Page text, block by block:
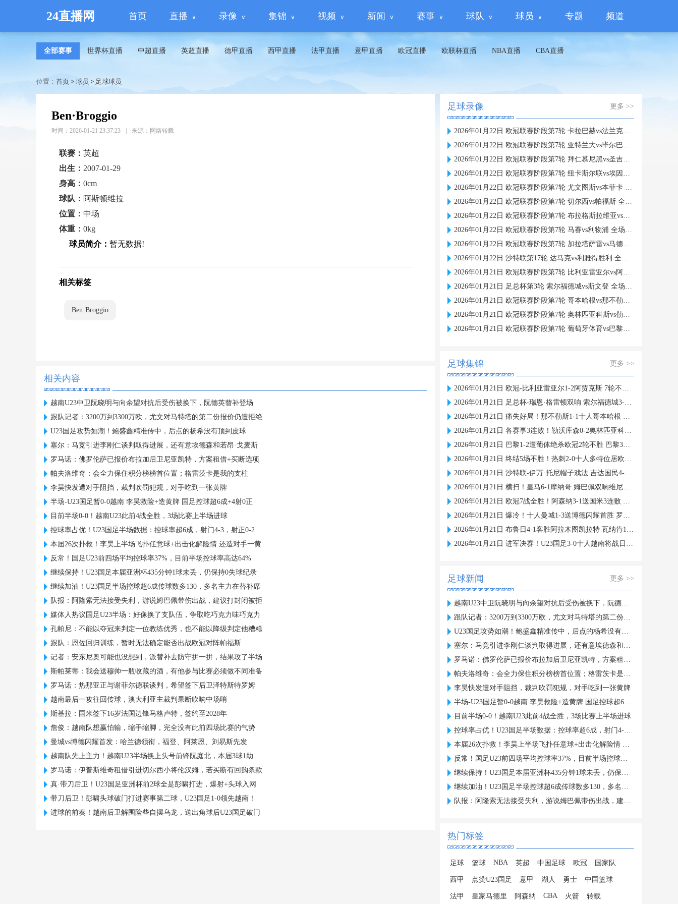
24直播网 首页 直播 录像 集锦 视频 新闻 赛事 球队 球员 专题 频道
全部赛事 世界杯直播 中超直播 英超直播 德甲直播 西甲直播 法甲直播 意甲直播 欧冠直播 欧联杯直播 NBA直播 CBA直播
位置： 首页 > 球员 > 足球球员
Ben·Broggio
时间：2026-01-21 23:37:23 来源：网络转载
联赛： 英超
出生： 2007-01-29
身高： 0cm
球队： 阿斯顿维拉
位置： 中场
体重： 0kg
球员简介： 暂无数据!
相关标签
Ben·Broggio
相关内容
越南U23中卫阮晓明与向余望对抗后受伤被换下，阮德英替补登场
跟队记者：3200万到3300万欧，尤文对马特塔的第二份报价仍遭拒绝
U23国足攻势如潮！鲍盛鑫精准传中，后点的杨希没有顶到皮球
塞尔：马竞引进李刚仁谈判取得进展，还有意埃德森和若昂·戈麦斯
罗马诺：佛罗伦萨已报价布拉加后卫尼亚凯特，方案租借+买断选项
帕夫洛维奇：会全力保住积分榜榜首位置；格雷茨卡是我的支柱
李昊快发遭对手阻挡，裁判吹罚犯规，对手吃到一张黄牌
半场-U23国足暂0-0越南 李昊救险+造黄牌 国足控球超6成+4射0正
目前半场0-0！越南U23此前4战全胜，3场比赛上半场进球
控球率占优！U23国足半场数据：控球率超6成，射门4-3，射正0-2
本届26次扑救！李昊上半场飞扑任意球+出击化解险情 还造对手一黄
反常！国足U23前四场平均控球率37%，目前半场控球率高达64%
继续保持！U23国足本届亚洲杯435分钟1球未丢，仍保持0失球纪录
继续加油！U23国足半场控球超6成传球数多130，多名主力在替补席
队报：阿隆索无法接受失利，游说姆巴佩带伤出战，建议打封闭被拒
媒体人热议国足U23半场：好像换了支队伍，争取吃巧克力味巧克力
孔帕尼：不能以夺冠来判定一位教练优秀，也不能以降级判定他糟糕
跟队：恩佐回归训练，暂时无法确定能否出战欧冠对阵帕福斯
记者：安东尼奥可能也没想到，派替补去防守拼一拼，结果攻了半场
斯帕莱蒂：我会送穆帅一瓶收藏的酒，有他参与比赛必须做不同准备
罗马诺：热那亚正与谢菲尔德联谈判，希望签下后卫泽特斯特罗姆
越南最后一攻往回传球，澳大利亚主裁判果断吹响中场哨
斯基拉：国米签下16岁法国边锋马格卢特，签约至2028年
詹俊：越南队想赢怕输，缩手缩脚，完全没有此前四场比赛的气势
曼城vs博德闪耀首发：哈兰德领衔，福登、阿莱恩、刘易斯先发
越南队先上主力！越南U23半场换上头号前锋阮庭北，本届3球1助
罗马诺：伊普斯维奇租借引进切尔西小将伦汉姆，若买断有回购条款
真·带刀后卫！U23国足亚洲杯前2球全是彭啸打进，爆射+头球入网
带刀后卫！彭啸头球破门打进赛事第二球，U23国足1-0领先越南！
进球的前奏！越南后卫解围险些自摆乌龙，送出角球后U23国足破门
足球录像 更多 >>
2026年01月22日 欧冠联赛阶段第7轮 卡拉巴赫vs法兰克福 全场录像
2026年01月22日 欧冠联赛阶段第7轮 亚特兰大vs毕尔巴鄂竞技 全场录像
2026年01月22日 欧冠联赛阶段第7轮 拜仁慕尼黑vs圣吉罗斯 全场录像
2026年01月22日 欧冠联赛阶段第7轮 纽卡斯尔联vs埃因霍温 全场录像
2026年01月22日 欧冠联赛阶段第7轮 尤文图斯vs本菲卡 全场录像
2026年01月22日 欧冠联赛阶段第7轮 切尔西vs帕福斯 全场录像
2026年01月22日 欧冠联赛阶段第7轮 布拉格斯拉维亚vs巴塞罗那 全场录像
2026年01月22日 欧冠联赛阶段第7轮 马赛vs利物浦 全场录像
2026年01月22日 欧冠联赛阶段第7轮 加拉塔萨雷vs马德里竞技 全场录像
2026年01月22日 沙特联第17轮 达马克vs利雅得胜利 全场录像
2026年01月21日 欧冠联赛阶段第7轮 比利亚雷亚尔vs阿贾克斯 全场录像
2026年01月21日 足总杯第3轮 索尔福德城vs斯文登 全场录像
2026年01月21日 欧冠联赛阶段第7轮 哥本哈根vs那不勒斯 全场录像
2026年01月21日 欧冠联赛阶段第7轮 奥林匹亚科斯vs勒沃库森 全场录像
2026年01月21日 欧冠联赛阶段第7轮 葡萄牙体育vs巴黎圣日耳曼 全场录像
足球集锦 更多 >>
2026年01月21日 欧冠-比利亚雷亚尔1-2阿贾克斯 7轮不胜仅积1分列倒数第二
2026年01月21日 足总杯-瑞恩·格雷顿双响 索尔福德城3-2斯文登晋级将战曼城
2026年01月21日 痛失好局！那不勒斯1-1十人哥本哈根 麦克托米奈破门德莱尼直红
2026年01月21日 各赛事3连败！勒沃库森0-2奥林匹亚科斯 药厂17射门+6射正未果
2026年01月21日 巴黎1-2遭葡体绝杀欧冠2轮不胜 巴黎3进球被吹苏亚雷斯双响+绝杀
2026年01月21日 终结5场不胜！热刺2-0十人多特位居欧冠第四 罗梅罗、索兰克破门
2026年01月21日 沙特联-伊万·托尼帽子戏法 吉达国民4-1赛哈特海湾
2026年01月21日 横扫！皇马6-1摩纳哥 姆巴佩双响维尼修斯造4球 阿韦洛亚欧冠首胜
2026年01月21日 欧冠7战全胜！阿森纳3-1送国米3连败 热苏斯双响约克雷斯世界波
2026年01月21日 爆冷！十人曼城1-3送博德闪耀首胜 罗德里染红曼城各赛事两连败
2026年01月21日 布鲁日4-1客胜阿拉木图凯拉特 瓦纳肯1传1射 弗曼特、梅切勒破门
2026年01月21日 进军决赛！U23国足3-0十人越南将战日本 彭啸向余望王钰栋破门
足球新闻 更多 >>
越南U23中卫阮晓明与向余望对抗后受伤被换下，阮德英替补登场
跟队记者：3200万到3300万欧，尤文对马特塔的第二份报价仍遭拒绝
U23国足攻势如潮！鲍盛鑫精准传中，后点的杨希没有顶到皮球
塞尔：马竞引进李刚仁谈判取得进展，还有意埃德森和若昂·戈麦斯
罗马诺：佛罗伦萨已报价布拉加后卫尼亚凯特，方案租借+买断选项
帕夫洛维奇：会全力保住积分榜榜首位置；格雷茨卡是我的支柱
李昊快发遭对手阻挡，裁判吹罚犯规，对手吃到一张黄牌
半场-U23国足暂0-0越南 李昊救险+造黄牌 国足控球超6成+4射0正
目前半场0-0！越南U23此前4战全胜，3场比赛上半场进球
控球率占优！U23国足半场数据：控球率超6成，射门4-3，射正0-2
本届26次扑救！李昊上半场飞扑任意球+出击化解险情 还造对手一黄
反常！国足U23前四场平均控球率37%，目前半场控球率高达64%
继续保持！U23国足本届亚洲杯435分钟1球未丢，仍保持0失球纪录
继续加油！U23国足半场控球超6成传球数多130，多名主力在替补席
队报：阿隆索无法接受失利，游说姆巴佩带伤出战，建议打封闭被拒
热门标签
足球 篮球 NBA 英超 中国足球 欧冠 国家队
西甲 点赞U23国足 意甲 湖人 勇士 中国篮球
法甲 皇家马德里 阿森纳 CBA 火箭 转载